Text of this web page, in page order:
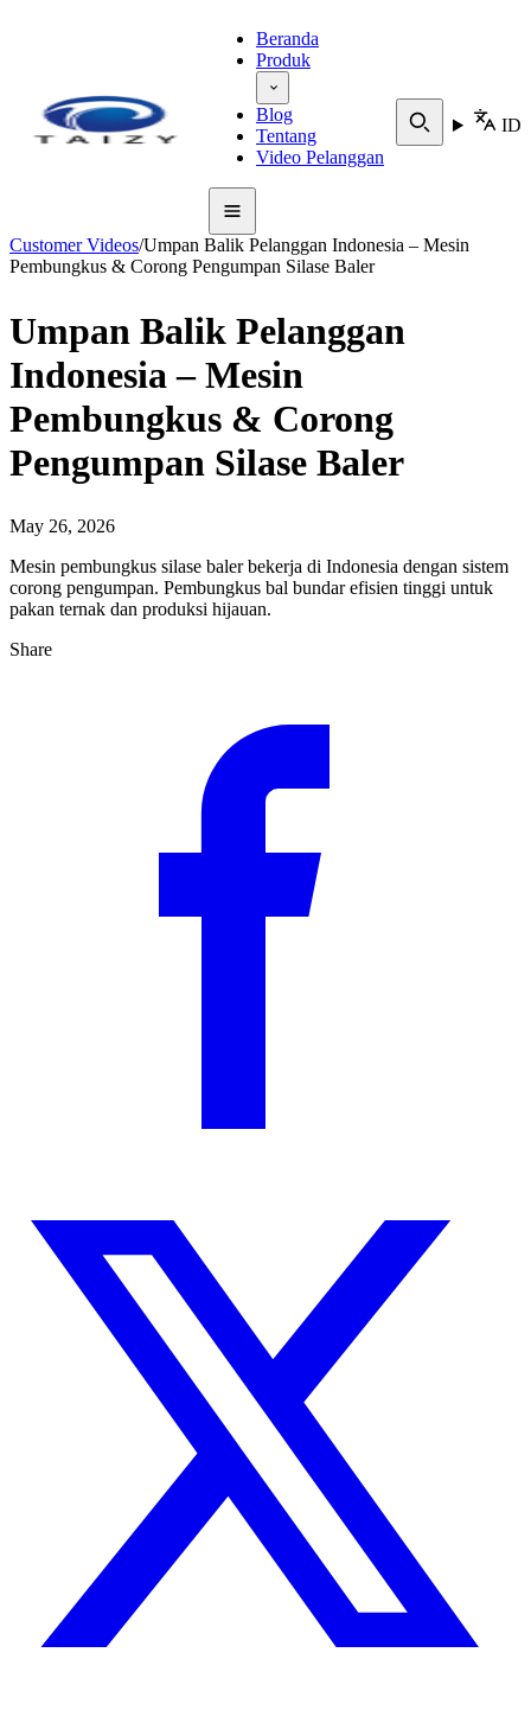
Beranda
Produk
Blog
Tentang
Video Pelanggan
ID
Customer Videos/Umpan Balik Pelanggan Indonesia – Mesin
Pembungkus & Corong Pengumpan Silase Baler
Umpan Balik Pelanggan
Indonesia – Mesin
Pembungkus & Corong
Pengumpan Silase Baler
May 26, 2026
Mesin pembungkus silase baler bekerja di Indonesia dengan sistem
corong pengumpan. Pembungkus bal bundar efisien tinggi untuk
pakan ternak dan produksi hijauan.
Share